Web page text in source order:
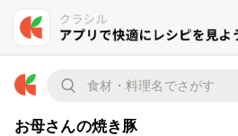
お母さんの焼き豚